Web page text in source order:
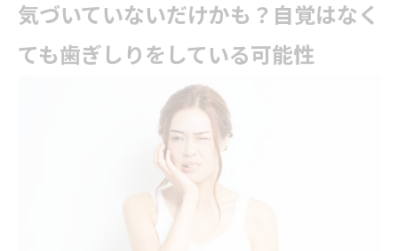
気づいていないだけかも？自覚はなく
ても歯ぎしりをしている可能性